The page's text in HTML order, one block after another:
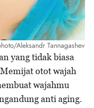
Aleksandr Tannagashev
yang tidak biasa
otot wajah
wajahmu
anti aging.